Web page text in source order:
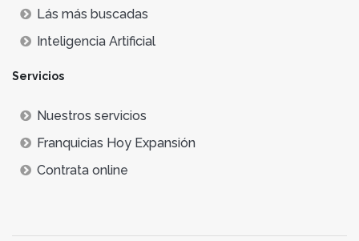
Lás más buscadas
Inteligencia Artificial
Servicios
Nuestros servicios
Franquicias Hoy Expansión
Contrata online